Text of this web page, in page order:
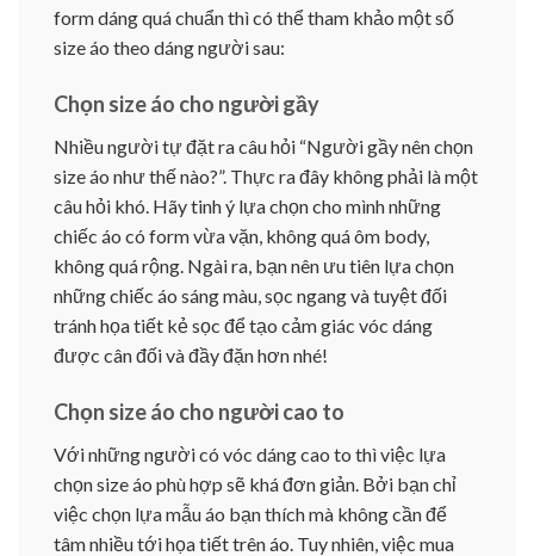
form dáng quá chuẩn thì có thể tham khảo một số
size áo theo dáng người sau:
Chọn size áo cho người gầy
Nhiều người tự đặt ra câu hỏi “Người gầy nên chọn
size áo như thế nào?”. Thực ra đây không phải là một
câu hỏi khó. Hãy tinh ý lựa chọn cho mình những
chiếc áo có form vừa vặn, không quá ôm body,
không quá rộng. Ngài ra, bạn nên ưu tiên lựa chọn
những chiếc áo sáng màu, sọc ngang và tuyệt đối
tránh họa tiết kẻ sọc để tạo cảm giác vóc dáng
được cân đối và đầy đặn hơn nhé!
Chọn size áo cho người cao to
Với những người có vóc dáng cao to thì việc lựa
chọn size áo phù hợp sẽ khá đơn giản. Bởi bạn chỉ
việc chọn lựa mẫu áo bạn thích mà không cần để
tâm nhiều tới họa tiết trên áo. Tuy nhiên, việc mua